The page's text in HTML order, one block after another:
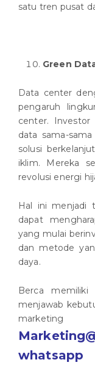
satu tren pusat
Green
Data center
pengaruh
center.
data sama-
solusi
iklim. Mereka
revolusi energi
Hal ini menjadi
dapat
yang mulai
dan metode
daya.
Berca memiliki
menjawab
whatsapp